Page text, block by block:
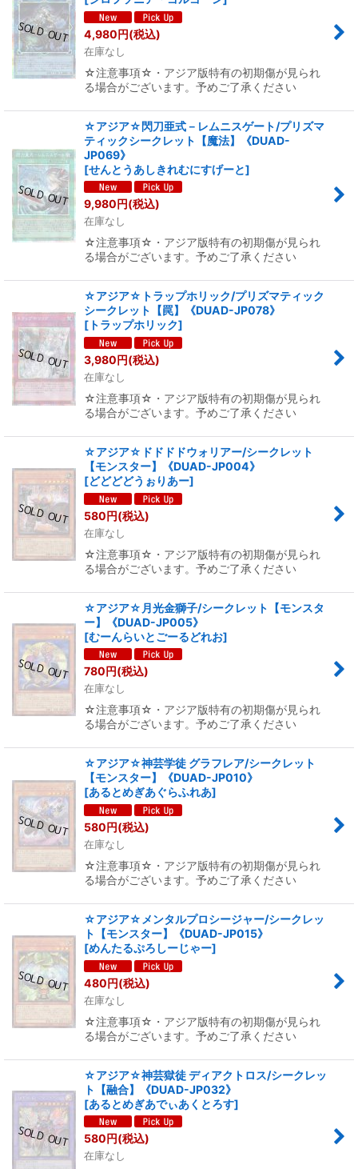
4,980円(税込)
在庫なし
☆注意事項☆・アジア版特有の初期傷が見られ
る場合がございます。予めご了承ください
☆アジア☆閃刀亜式－レムニスゲート/プリズマ
ティックシークレット【魔法】《DUAD-
JP069》
[せんとうあしきれむにすげーと]
9,980円(税込)
在庫なし
☆注意事項☆・アジア版特有の初期傷が見られ
る場合がございます。予めご了承ください
☆アジア☆トラップホリック/プリズマティック
シークレット【罠】《DUAD-JP078》
[ トラップホリック]
3,980円(税込)
在庫なし
☆注意事項☆・アジア版特有の初期傷が見られ
る場合がございます。予めご了承ください
☆アジア☆ドドドドウォリアー/シークレット
【モンスター】《DUAD-JP004》
[どどどどうぉりあー]
580円(税込)
在庫なし
☆注意事項☆・アジア版特有の初期傷が見られ
る場合がございます。予めご了承ください
☆アジア☆月光金獅子/シークレット【モンスタ
ー】《DUAD-JP005》
[むーんらいとごーるどれお]
780円(税込)
在庫なし
☆注意事項☆・アジア版特有の初期傷が見られ
る場合がございます。予めご了承ください
☆アジア☆神芸学徒 グラフレア/シークレット
【モンスター】《DUAD-JP010》
[あるとめぎあぐらふれあ]
580円(税込)
在庫なし
☆注意事項☆・アジア版特有の初期傷が見られ
る場合がございます。予めご了承ください
☆アジア☆メンタルプロシージャー/シークレッ
ト【モンスター】《DUAD-JP015》
[めんたるぷろしーじゃー]
480円(税込)
在庫なし
☆注意事項☆・アジア版特有の初期傷が見られ
る場合がございます。予めご了承ください
☆アジア☆神芸獄徒 ディアクトロス/シークレッ
ト【融合】《DUAD-JP032》
[あるとめぎあでぃあくとろす]
580円(税込)
在庫なし